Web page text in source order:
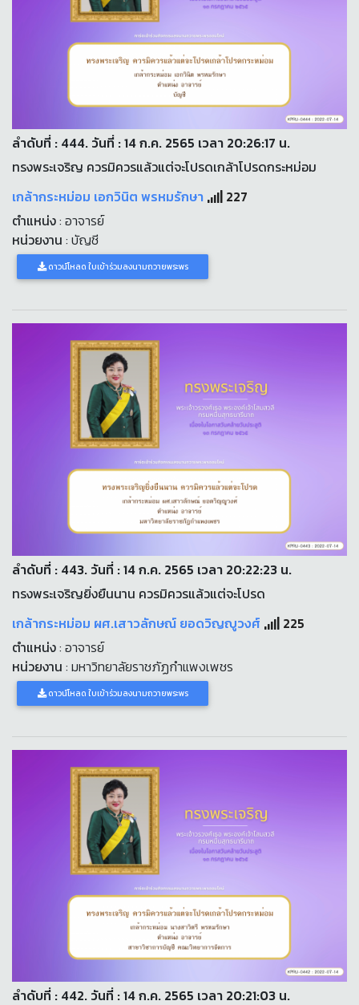
ลำดับที่ : 444. วันที่ : 14 ก.ค. 2565 เวลา 20:26:17 น.
ทรงพระเจริญ ควรมิควรแล้วแต่จะโปรดเกล้าโปรดกระหม่อม
เกล้ากระหม่อม เอกวินิต พรหมรักษา
227
ตำแหน่ง: อาจารย์
หน่วยงาน : บัญชี
ดาวน์โหลด ใบเข้าร่วมลงนามถวายพระพร
ลำดับที่ : 443. วันที่ : 14 ก.ค. 2565 เวลา 20:22:23 น.
ทรงพระเจริญยิ่งยืนนาน ควรมิควรแล้วแต่จะโปรด
เกล้ากระหม่อม ผศ.เสาวลักษณ์ ยอดวิญญูวงศ์
225
ตำแหน่ง: อาจารย์
หน่วยงาน : มหาวิทยาลัยราชภัฏกำแพงเพชร
ดาวน์โหลด ใบเข้าร่วมลงนามถวายพระพร
ลำดับที่ : 442. วันที่ : 14 ก.ค. 2565 เวลา 20:21:03 น.